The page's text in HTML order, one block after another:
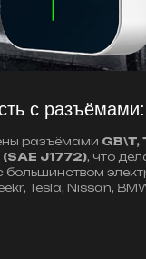
с разъёмами:
разъёмами GB\T,
(SAE J1772), что
большинством
Tesla, Nissan,